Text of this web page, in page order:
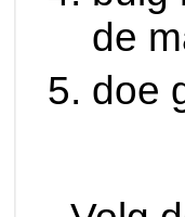
de
doe